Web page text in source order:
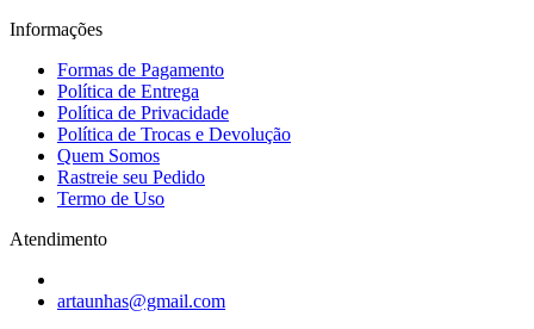
Informações
Formas de Pagamento
Política de Entrega
Política de Privacidade
Política de Trocas e Devolução
Quem Somos
Rastreie seu Pedido
Termo de Uso
Atendimento
artaunhas@gmail.com